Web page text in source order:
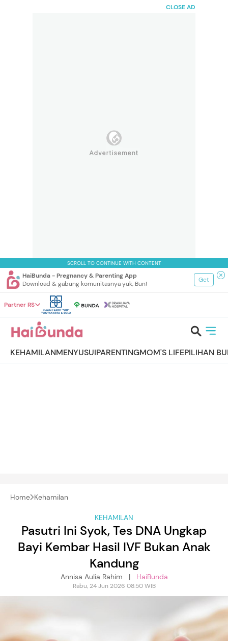
CLOSE AD
SCROLL TO CONTINUE WITH CONTENT
HaiBunda - Pregnancy & Parenting App
Download & gabung komunitasnya yuk, Bun!
Get
Partner RS
KEHAMILANMENYUSUIPARENTINGMOM'S LIFEPILIHAN
Home Kehamilan
KEHAMILAN
Pasutri Ini Syok, Tes DNA Ungkap
Bayi Kembar Hasil IVF Bukan Anak
Kandung
Annisa Aulia Rahim | HaiBunda
Rabu, 24 Jun 2026 08:50 WIB